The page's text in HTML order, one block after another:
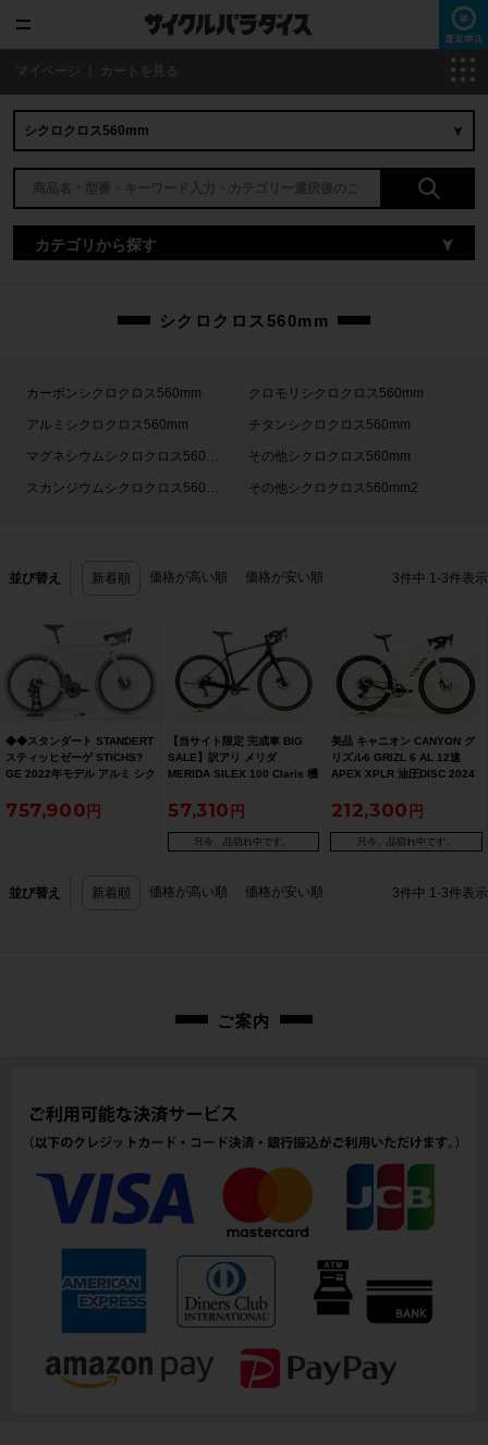
マイページ カートを見る
カテゴリから探す
シクロクロス560mm
カーボンシクロクロス560mm クロモリシクロクロス560mm
アルミシクロクロス560mm チタンシクロクロス560mm
マグネシウムシクロクロス560mm その他シクロクロス560mm
スカンジウムシクロクロス560mm その他シクロクロス560mm2
並び替え 新着順 価格が高い順 価格が安い順 3件中 1-3件表示
◆◆スタンダート STANDERT
スティッヒゼーゲ STICHS?
GE 2022年モデル アルミ シク
SRAM DORCE AXS 2x12速
（サイクルパラダイス大阪よ
757,900
【当サイト限定 完成車 BIG
SALE】訳アリ メリダ
MERIDA SILEX 100 Claris 機
ルロード ロードバイク Mサイ
ズ シルクバーガンディレッド
【期間限定 7/27 午前10時
迄】
57,310
只今、品切れ中です。
美品 キャニオン CANYON グ
リズル6 GRIZL 6 AL 12速
APEX XPLR 油圧DISC 2024
ク Mサイズ ベージュ
212,300
只今、品切れ中です。
並び替え 新着順 価格が高い順 価格が安い順 3件中 1 -3件表示
ご案内